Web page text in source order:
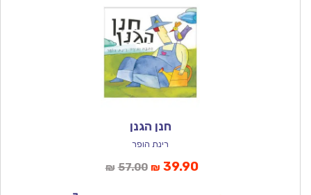
חנן הגנן
רינת הופר
₪ 57.00המחיר
₪ 39.90המחיר